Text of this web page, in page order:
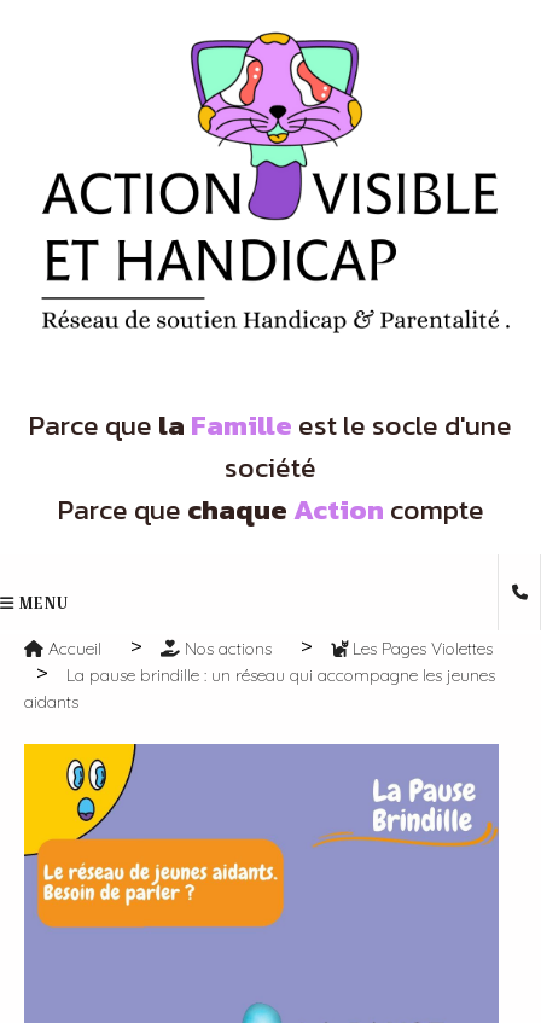
Parce que la Famille est le socle d'une
société
Parce que chaqueAction compte
MENU
Accueil Nos actions
Les Pages Violettes
La pause brindille : un réseau qui accompagne les jeunes
aidants